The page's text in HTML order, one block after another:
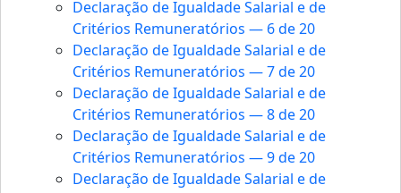
Declaração de Igualdade Salarial e de
Critérios Remuneratórios — 6 de 20
Declaração de Igualdade Salarial e de
Critérios Remuneratórios — 7 de 20
Declaração de Igualdade Salarial e de
Critérios Remuneratórios — 8 de 20
Declaração de Igualdade Salarial e de
Critérios Remuneratórios — 9 de 20
Declaração de Igualdade Salarial e de